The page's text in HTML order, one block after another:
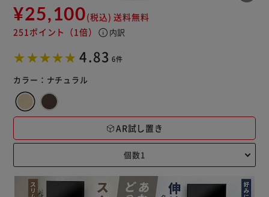
¥25,100(税込) 送料無料
251ポイント （1倍） info 内訳
4.83 6件
カラー： ナチュラル
AR試し置き